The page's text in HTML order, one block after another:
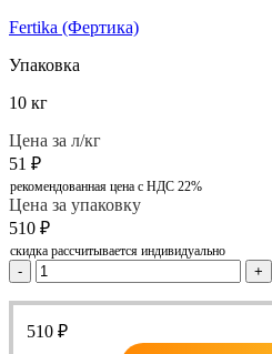
Fertika (Фертика)
Упаковка
10 кг
Цена за л/кг
51 ₽
рекомендованная цена с НДС 22%
Цена за упаковку
510 ₽
скидка рассчитывается индивидуально
- +
510 ₽